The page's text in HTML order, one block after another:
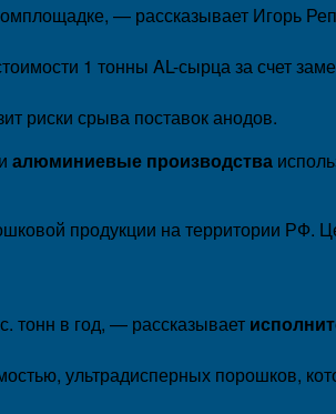
— рассказывает Игорь
1 тонны AL-сырца за счет
риски срыва поставок анодов.
и алюминиевые производства
продукции на территории РФ.
в год, — рассказывает
ультрадисперных порошков,